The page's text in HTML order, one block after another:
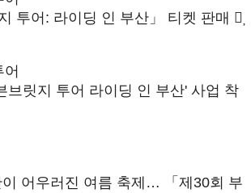
투어: 라이딩 인 부산」 티켓 판매
브릿지 투어 라이딩 인 부산' 사업 착
어우러진 여름 축제… 「제30회 부